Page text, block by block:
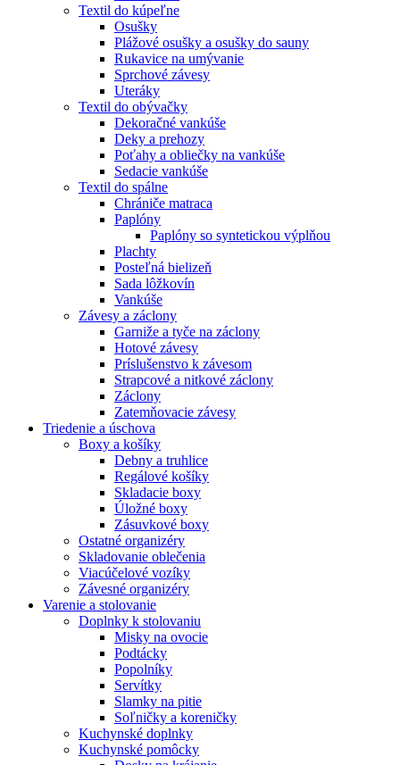
Textil do kúpeľne
Osušky
Plážové osušky a osušky do sauny
Rukavice na umývanie
Sprchové závesy
Uteráky
Textil do obývačky
Dekoračné vankúše
Deky a prehozy
Poťahy a obliečky na vankúše
Sedacie vankúše
Textil do spálne
Chrániče matraca
Paplóny
Paplóny so syntetickou výplňou
Plachty
Posteľná bielizeň
Sada lôžkovín
Vankúše
Závesy a záclony
Garniže a tyče na záclony
Hotové závesy
Príslušenstvo k závesom
Strapcové a nitkové záclony
Záclony
Zatemňovacie závesy
Triedenie a úschova
Boxy a košíky
Debny a truhlice
Regálové košíky
Skladacie boxy
Úložné boxy
Zásuvkové boxy
Ostatné organizéry
Skladovanie oblečenia
Viacúčelové vozíky
Závesné organizéry
Varenie a stolovanie
Doplnky k stolovaniu
Misky na ovocie
Podtácky
Popolníky
Servítky
Slamky na pitie
Soľničky a koreničky
Kuchynské doplnky
Kuchynské pomôcky